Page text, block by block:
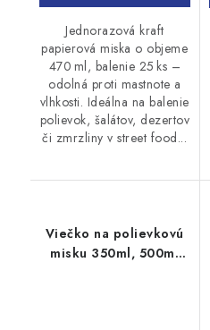
Jednorazová kraft
papierová miska o objeme
470 ml, balenie 25 ks –
odolná proti mastnote a
vlhkosti. Ideálna na balenie
polievok, šalátov, dezertov
či zmrzliny v street food...
Viečko na polievkovú
misku 350ml, 500ml